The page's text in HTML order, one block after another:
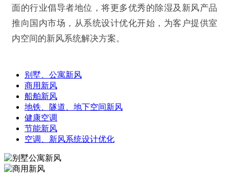
面的行业倡导者地位，将更多优秀的除湿及新风产品
推向国内市场，从系统设计优化开始，为客户提供室
内空间的新风系统解决方案。
别墅、公寓新风
商用新风
船舶新风
地铁、隧道、地下空间新风
健康空调
节能新风
空调、新风系统设计优化